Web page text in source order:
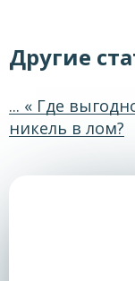
Другие
... « Где
никель в лом?